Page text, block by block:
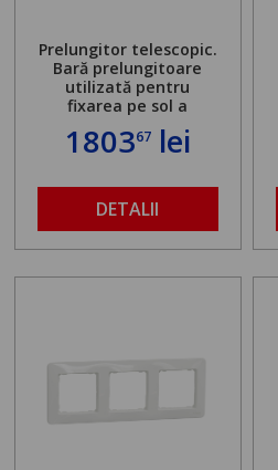
Prelungitor telescopic.
Bară prelungitoare
utilizată pentru
fixarea pe sol a
standului mașinii de
găurit în locul
maximă admisă de 500
kg și înălțime reglabilă
de la 1,8 la 2,9 m
180367lei
DETALII